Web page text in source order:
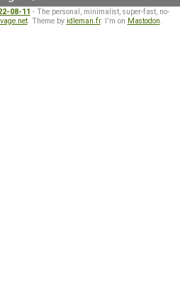
08-11 - The personal, minimalist, super-fast, no-
. Theme by idleman.fr. I'm on Mastodon.